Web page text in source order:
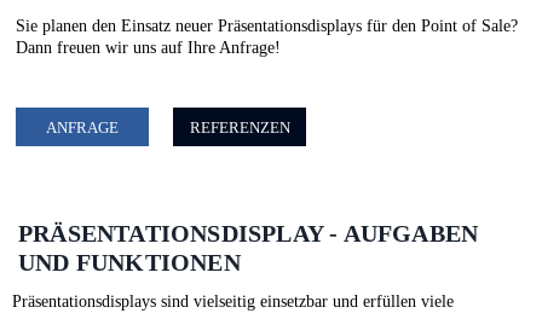
Sie planen den Einsatz neuer Präsentationsdisplays für den Point of Sale?
Dann freuen wir uns auf Ihre Anfrage!
ANFRAGE REFERENZEN
PRÄSENTATIONSDISPLAY - AUFGABEN
UND FUNKTIONEN
Präsentationsdisplays sind vielseitig einsetzbar und erfüllen viele